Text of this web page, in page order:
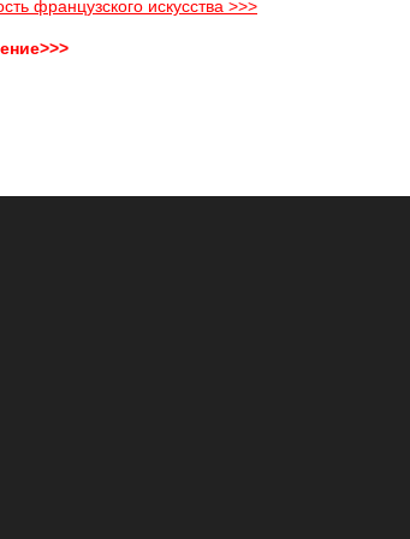
французского искусства >>>